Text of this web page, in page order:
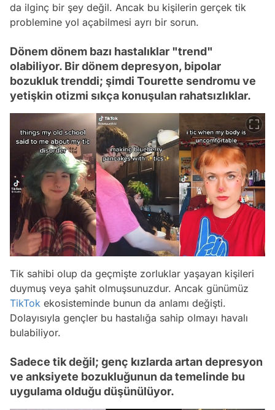
da ilginç bir şey değil. Ancak bu kişilerin gerçek tik
problemine yol açabilmesi ayrı bir sorun.
Dönem dönem bazı hastalıklar "trend"
olabiliyor. Bir dönem depresyon, bipolar
bozukluk trenddi; şimdi Tourette sendromu ve
yetişkin otizmi sıkça konuşulan rahatsızlıklar.
Tik sahibi olup da geçmişte zorluklar yaşayan kişileri
duymuş veya şahit olmuşsunuzdur. Ancak günümüz
TikTok ekosisteminde bunun da anlamı değişti.
Dolayısıyla gençler bu hastalığa sahip olmayı havalı
bulabiliyor.
Sadece tik değil; genç kızlarda artan depresyon
ve anksiyete bozukluğunun da temelinde bu
uygulama olduğu düşünülüyor.